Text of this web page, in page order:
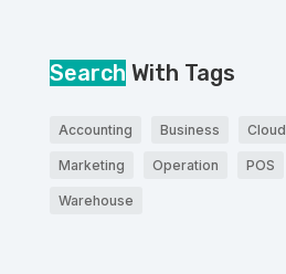
Search With Tags
Accounting Business Cloud
Marketing Operation POS
Warehouse